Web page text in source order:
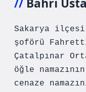
Bahri
Sakarya
şoförü
Çatalpınar
öğle
cenaze